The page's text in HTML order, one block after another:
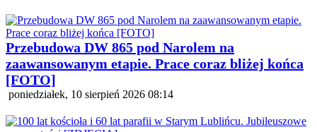
Przebudowa DW 865 pod Narolem na
zaawansowanym etapie. Prace coraz bliżej końca
[FOTO]
poniedziałek, 10 sierpień 2026 08:14